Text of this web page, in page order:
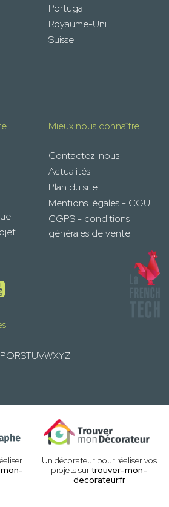
Portugal
Royaume-Uni
Suisse
Mieux nous connaître
Contactez-nous
Actualités
Plan du site
Mentions légales - CGU
CGPS - conditions
générales de vente
PQRSTUVWXYZ
Un décorateur pour réaliser vos
projets surtrouver-mon-
decorateur.fr